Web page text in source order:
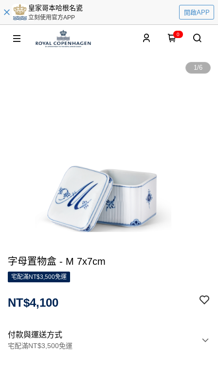
皇家哥本哈根名瓷
立刻使用官方APP
開啟APP
0
1/6
字母置物盒 - M 7x7cm
宅配滿NT$3,500免運
NT$4,100
付款與運送方式
宅配滿NT$3,500免運